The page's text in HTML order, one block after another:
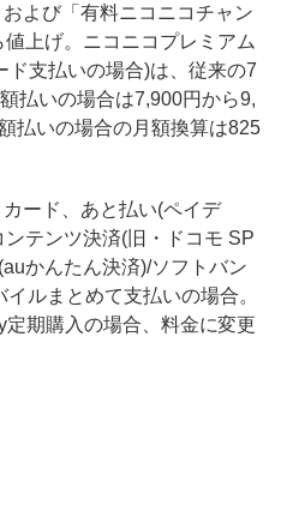
よび「有料ニコニコチャン
上げ。ニコニコプレミアム
ド支払いの場合)は、従来の7
払いの場合は7,900円から9,
払いの場合の月額換算は825
ード、あと払い(ペイデ
テンツ決済(旧・ドコモ SP
かんたん決済)/ソフトバン
ルまとめて支払いの場合。
期購入の場合、料金に変更